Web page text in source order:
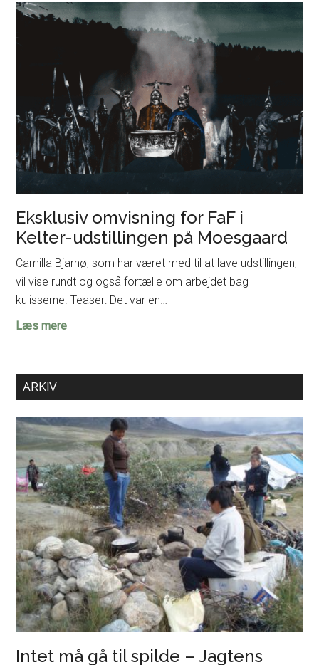
Eksklusiv omvisning for FaF i
Kelter-udstillingen på Moesgaard
Camilla Bjarnø, som har været med til at lave udstillingen,
vil vise rundt og også fortælle om arbejdet bag
kulisserne. Teaser: Det var en…
Læs mereEksklusiv
i
Kelter-
udstillingen
på
Moesgaard
ARKIV
Intet må gå til spilde – Jagtens